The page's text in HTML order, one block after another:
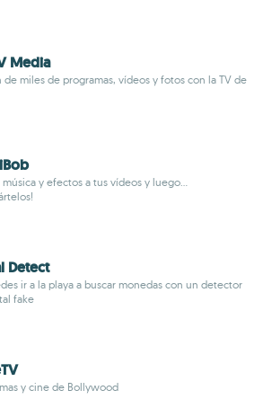
Media
de miles de programas, vídeos y fotos con la TV de
y efectos a tus vídeos y luego...
Detect
ir a la playa a buscar monedas con un detector
fake
y cine de Bollywood